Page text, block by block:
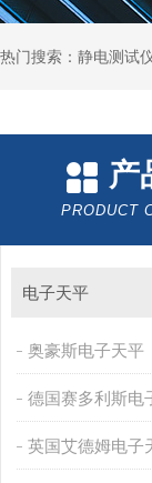
热门搜索：静电测试
产
PRODUCT
电子天平
奥豪斯电子天平
德国赛多利斯电
英国艾德姆电子